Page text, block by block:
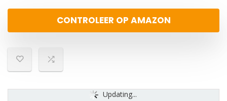
CONTROLEER OP AMAZON
Updating...